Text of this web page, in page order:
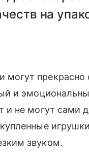
на
могут
и
и не могут сами
звуком.